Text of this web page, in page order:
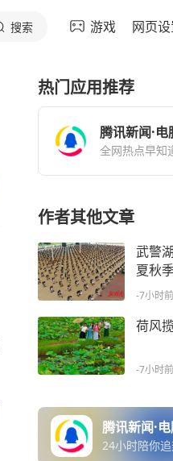
搜索 游戏 网页
热门应用推荐
腾讯新闻·电
全网热点早知
作者其他文章
武警
夏秋
-7小时前
荷风
-7小时前
腾讯新闻·
24小时陪你